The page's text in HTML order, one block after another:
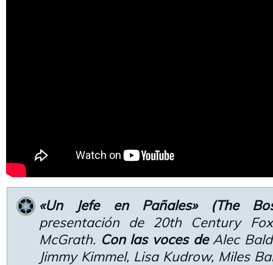
«Un Jefe en Pañales» (The
presentación de 20th Century
McGrath. Con las voces deAlec
Jimmy Kimmel, Lisa Kudrow, Miles